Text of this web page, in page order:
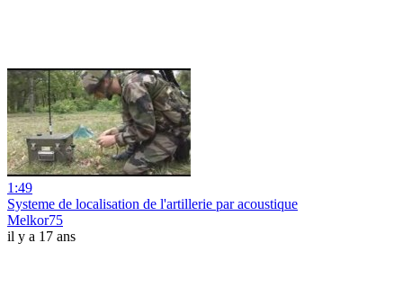
1:49
Systeme de localisation de l'artillerie par acoustique
Melkor75
il y a 17 ans